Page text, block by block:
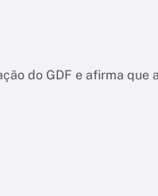
do GDF e afirma que